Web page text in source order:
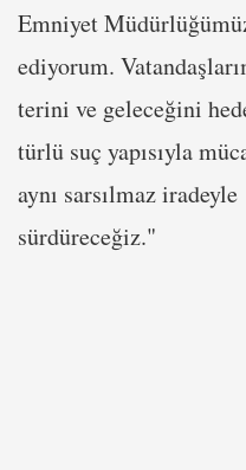
Emniyet
ediyorum.
terini ve geleceğini
türlü suç yapısıyla
aynı sarsılmaz iradeyle
sürdüreceğiz."